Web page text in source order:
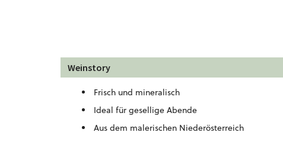
Weinstory
Frisch und mineralisch
Ideal für gesellige Abende
Aus dem malerischen Niederösterreich